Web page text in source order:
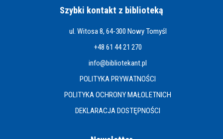
Szybki kontakt z biblioteką
ul. Witosa 8, 64-300 Nowy Tomyśl
+48 61 44 21 270
info@bibliotekant.pl
POLITYKA PRYWATNOŚCI
POLITYKA OCHRONY MAŁOLETNICH
DEKLARACJA DOSTĘPNOŚCI